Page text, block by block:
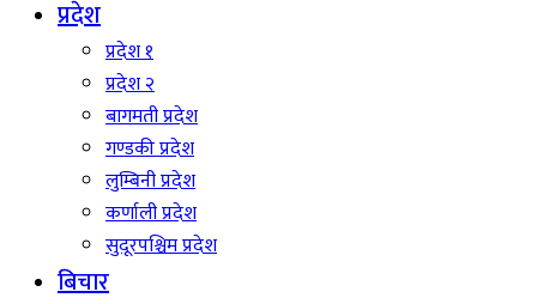
प्रदेश
प्रदेश १
प्रदेश २
बागमती प्रदेश
गण्डकी प्रदेश
लुम्बिनी प्रदेश
कर्णाली प्रदेश
सुदूरपश्चिम प्रदेश
बिचार